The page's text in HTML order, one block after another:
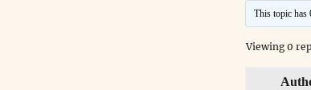
This topic has
Viewing 0